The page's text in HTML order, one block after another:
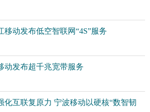
移动发布低空智联网“4S”服务
动发布超千兆宽带服务
化互联复原力 宁波移动以硬核“数智韧